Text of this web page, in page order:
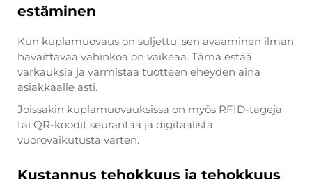
estäminen
Kun kuplamuovaus on suljettu, sen avaaminen ilman
havaittavaa vahinkoa on vaikeaa. Tämä estää
varkauksia ja varmistaa tuotteen eheyden aina
asiakkaalle asti.
Joissakin kuplamuovauksissa on myös RFID-tageja
tai QR-koodit seurantaa ja digitaalista
vuorovaikutusta varten.
Kustannus tehokkuus ja tehokkuus